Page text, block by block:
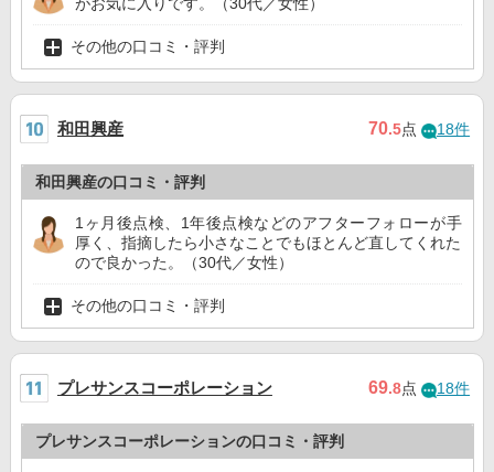
がお気に入りです。（30代／女性）
その他の口コミ・評判
和田興産 70.5点 18件
和田興産の口コミ・評判
1ヶ月後点検、1年後点検などのアフターフォローが手
厚く、指摘したら小さなことでもほとんど直してくれた
ので良かった。（30代／女性）
その他の口コミ・評判
プレサンスコーポレーション 69.8点 18件
プレサンスコーポレーションの口コミ・評判